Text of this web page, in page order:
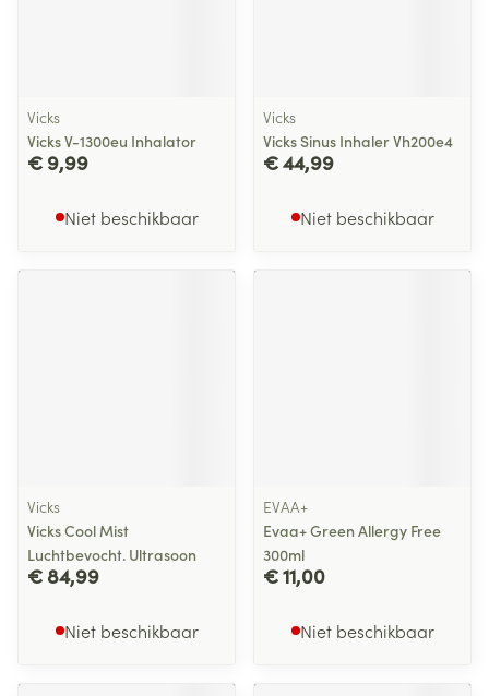
Vicks
Vicks V-1300eu Inhalator
€ 9,99
Niet beschikbaar
Vicks
Vicks Sinus Inhaler Vh200e4
€ 44,99
Niet beschikbaar
Vicks
Vicks Cool Mist
Luchtbevocht. Ultrasoon
€ 84,99
Niet beschikbaar
EVAA+
Evaa+ Green Allergy Free
300ml
€ 11,00
Niet beschikbaar